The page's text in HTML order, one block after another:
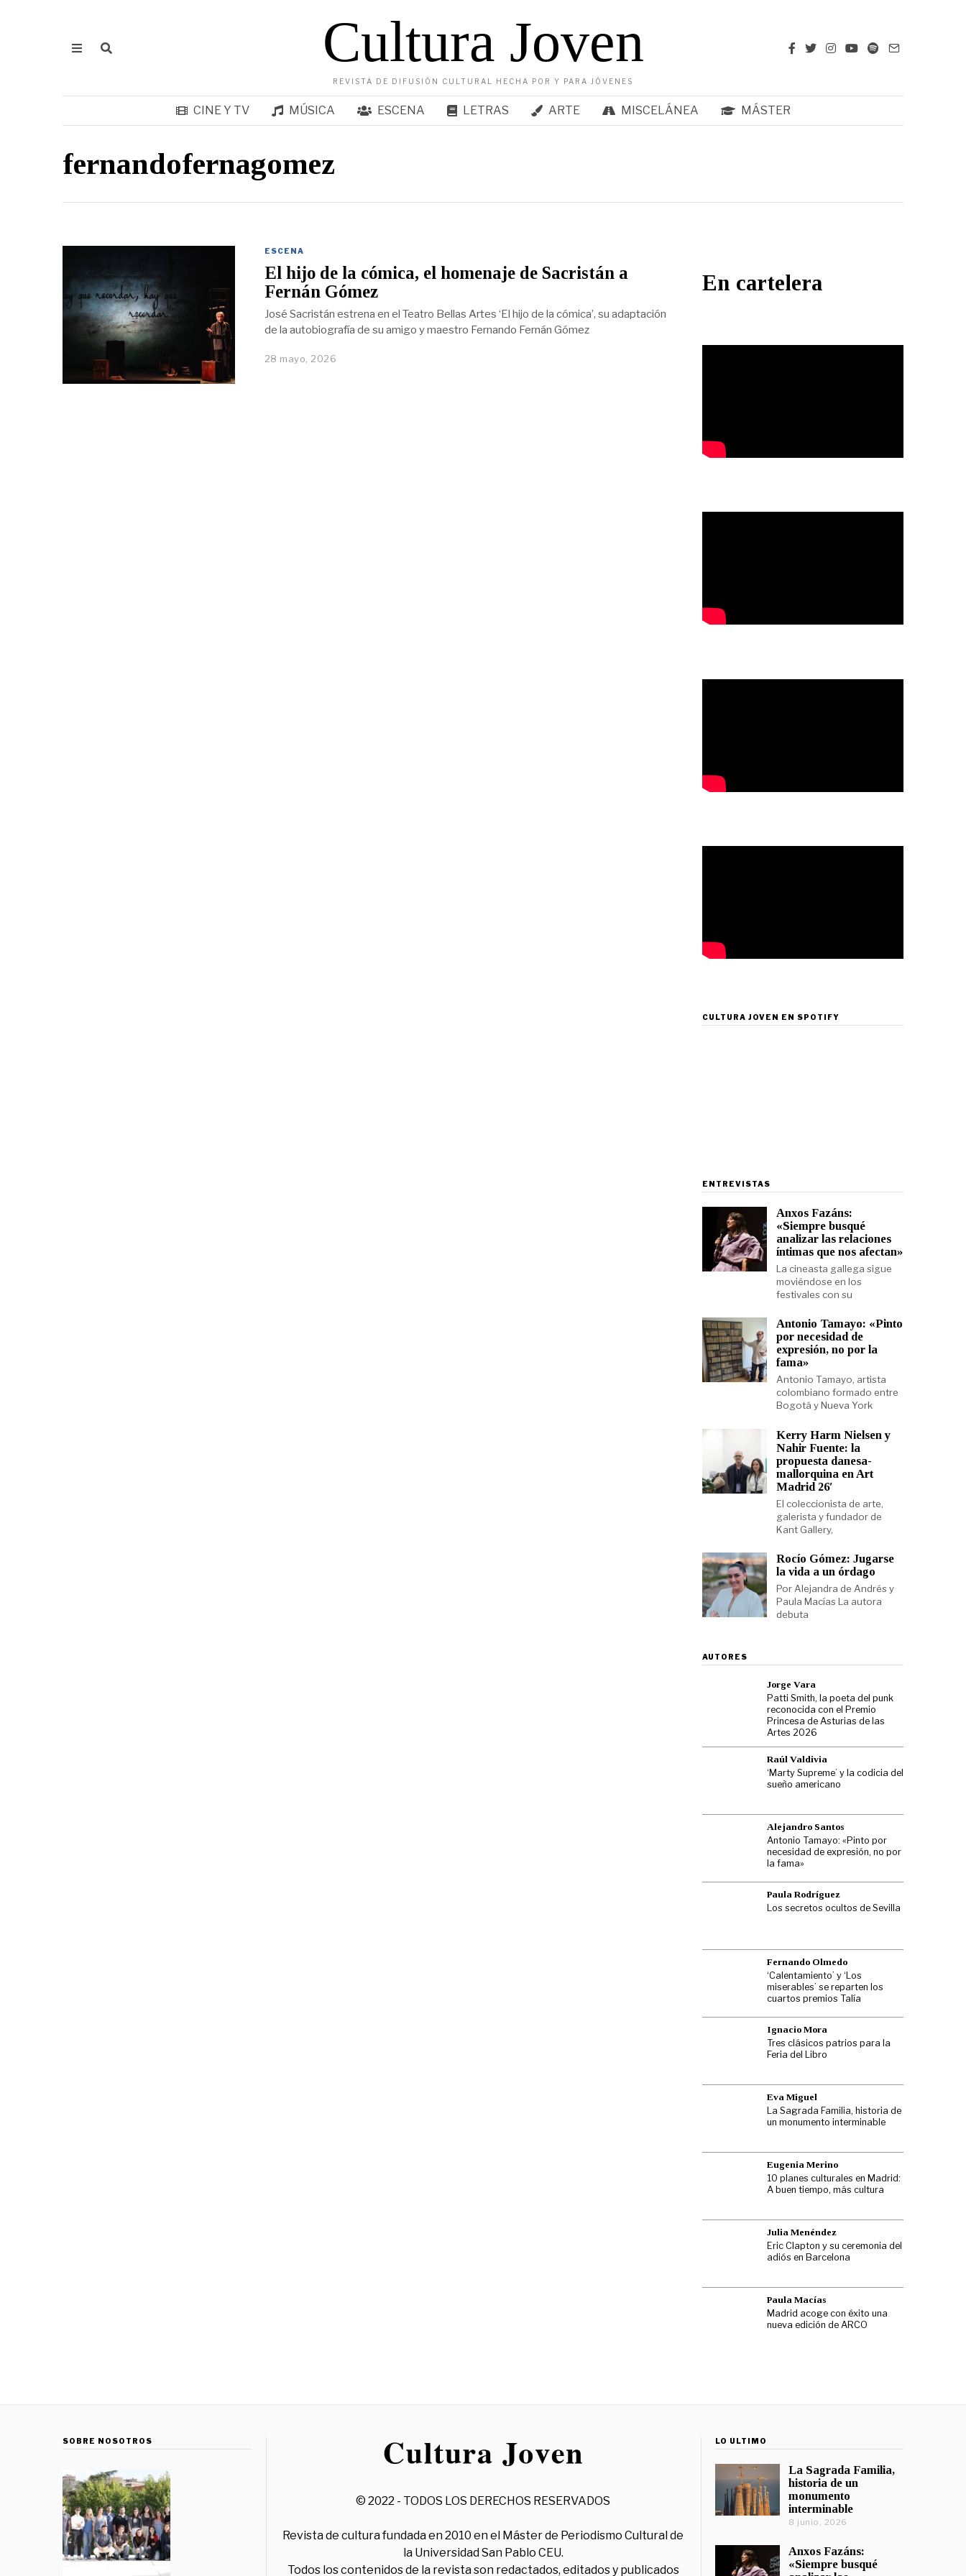
Cultura Joven
REVISTA DE DIFUSIÓN CULTURAL HECHA POR Y PARA JÓVENES
CINE Y TV MÚSICA ESCENA LETRAS ARTE MISCELÁNEA MÁSTER
fernandofernagomez
ESCENA
El hijo de la cómica, el homenaje de Sacristán a
Fernán Gómez
José Sacristán estrena en el Teatro Bellas Artes ‘El hijo de la cómica’, su adaptación
de la autobiografía de su amigo y maestro Fernando Fernán Gómez
28 mayo, 2026
En cartelera
CULTURA JOVEN EN SPOTIFY
ENTREVISTAS
Anxos Fazáns:
«Siempre busqué
analizar las relaciones
íntimas que nos afectan»
La cineasta gallega sigue
moviéndose en los
festivales con su
Antonio Tamayo: «Pinto
por necesidad de
expresión, no por la
fama»
Antonio Tamayo, artista
colombiano formado entre
Bogotá y Nueva York
Kerry Harm Nielsen y
Nahir Fuente: la
propuesta danesa-
mallorquina en Art
Madrid 26′
El coleccionista de arte,
galerista y fundador de
Kant Gallery,
Rocío Gómez: Jugarse
la vida a un órdago
Por Alejandra de Andrés y
Paula Macías La autora
debuta
AUTORES
Jorge Vara
Patti Smith, la poeta del punk
reconocida con el Premio
Princesa de Asturias de las
Artes 2026
Raúl Valdivia
‘Marty Supreme’ y la codicia del
sueño americano
Alejandro Santos
Antonio Tamayo: «Pinto por
necesidad de expresión, no por
la fama»
Paula Rodríguez
Los secretos ocultos de Sevilla
Fernando Olmedo
‘Calentamiento’ y ‘Los
miserables’ se reparten los
cuartos premios Talía
Ignacio Mora
Tres clásicos patrios para la
Feria del Libro
Eva Miguel
La Sagrada Familia, historia de
un monumento interminable
Eugenia Merino
10 planes culturales en Madrid:
A buen tiempo, más cultura
Julia Menéndez
Eric Clapton y su ceremonia del
adiós en Barcelona
Paula Macías
Madrid acoge con éxito una
nueva edición de ARCO
SOBRE NOSOTROS
© 2022 - TODOS LOS DERECHOS RESERVADOS
Revista de cultura fundada en 2010 en el Máster de Periodismo Cultural de
la Universidad San Pablo CEU.
Todos los contenidos de la revista son redactados, editados y publicados
LO ÚLTIMO
La Sagrada Familia,
historia de un
monumento
interminable
8 junio, 2026
Anxos Fazáns:
«Siempre busqué